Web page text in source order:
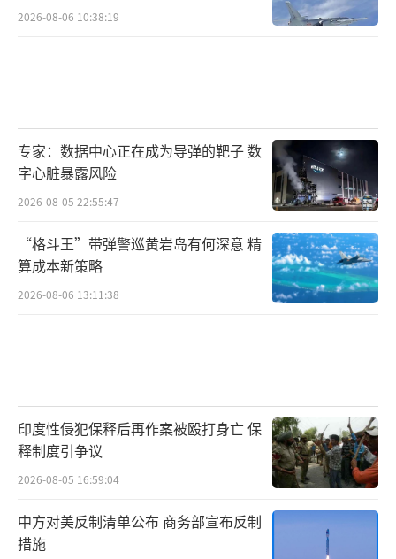
2026-08-06 10:38:19
专家：数据中心正在成为导弹的靶子 数
字心脏暴露风险
2026-08-05 22:55:47
“格斗王”带弹警巡黄岩岛有何深意 精
算成本新策略
2026-08-06 13:11:38
印度性侵犯保释后再作案被殴打身亡 保
释制度引争议
2026-08-05 16:59:04
中方对美反制清单公布 商务部宣布反制
措施